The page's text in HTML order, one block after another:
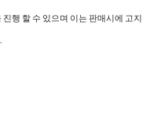
행 할 수 있으며 이는 판매시에 고지